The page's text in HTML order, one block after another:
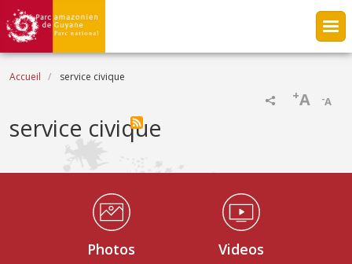
Aller au contenu principal
Fil d'Ariane
Accueil service civique
-A
+A
service civique
Médiathèque Footer
Photos Videos